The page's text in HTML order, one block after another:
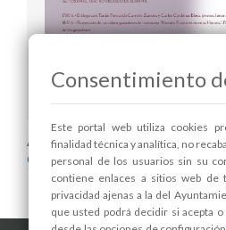
INVITACIÓN
Areas relacionadas:
Cultura y Patrimonio
Consentimiento
Este portal web utiliza cookies
finalidad técnica y analítica, no
personal de los usuarios sin su
contiene enlaces a sitios web de
privacidad ajenas a la del
que usted podrá decidir si acepta